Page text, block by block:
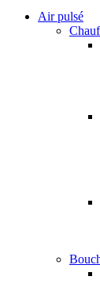
Air pulsé